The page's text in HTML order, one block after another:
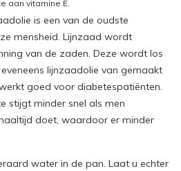
aan vitamine E.
is een van de oudste
mensheid. Lijnzaad wordt
van de zaden. Deze wordt los
lijnzaadolie van gemaakt
goed voor diabetespatiënten.
stijgt minder snel als men
doet, waardoor er minder
water in de pan. Laat u echter